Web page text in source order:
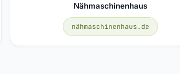
Nähmaschinenhaus
nähmaschinenhaus.de